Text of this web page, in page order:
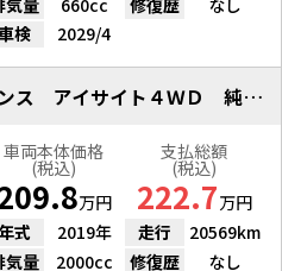
検
2029/4
ＸＶハイブリッド アドバンス アイサイト４ＷＤ 純正８型ナビＴＶ
車両本体価格
(税込)
万円
支払総額
(税込)
222.7万円
式
2019年 走行
20569km
気量
2000cc 修復歴
なし